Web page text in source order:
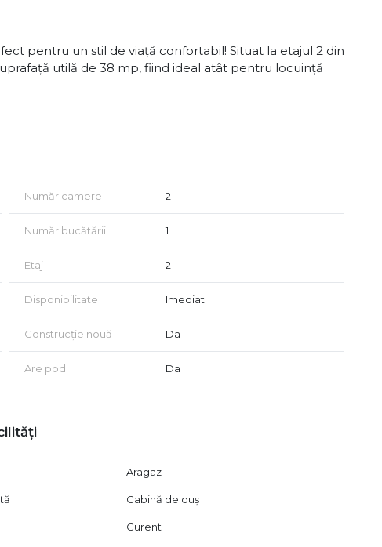
pentru un stil de viață confortabil! Situat la etajul 2 din
utilă de 38 mp, fiind ideal atât pentru locuință
Număr camere 2
Număr bucătării 1
Etaj 2
Disponibilitate Imediat
Construcție nouă Da
Are pod Da
Aragaz
Cabină de duș
Curent